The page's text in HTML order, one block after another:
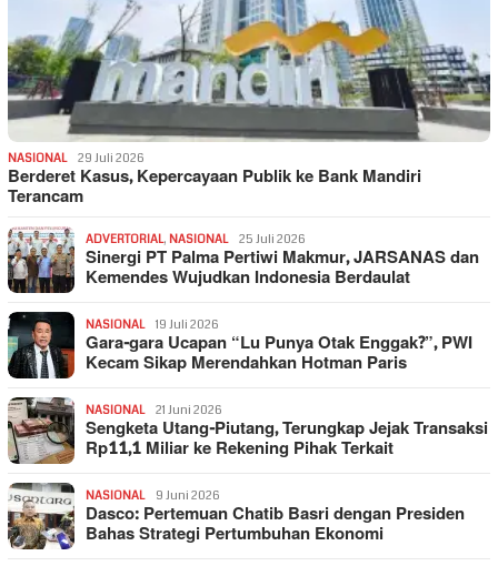
NASIONAL 29 Juli 2026
Berderet Kasus, Kepercayaan Publik ke Bank Mandiri
Terancam
ADVERTORIAL, NASIONAL 25 Juli 2026
Sinergi PT Palma Pertiwi Makmur, JARSANAS dan
Kemendes Wujudkan Indonesia Berdaulat
NASIONAL 19 Juli 2026
Gara-gara Ucapan “Lu Punya Otak Enggak?”, PWI
Kecam Sikap Merendahkan Hotman Paris
NASIONAL 21 Juni 2026
Sengketa Utang-Piutang, Terungkap Jejak Transaksi
Rp11,1 Miliar ke Rekening Pihak Terkait
NASIONAL 9 Juni 2026
Dasco: Pertemuan Chatib Basri dengan Presiden
Bahas Strategi Pertumbuhan Ekonomi